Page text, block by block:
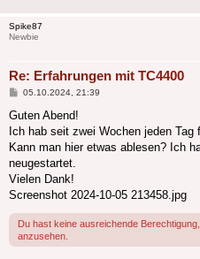
Spike87
Newbie
Re: Erfahrungen mit TC4400
Beitrag
05.10.2024, 21:39
Guten Abend!
Ich hab seit zwei Wochen jeden
Kann man hier etwas ablesen? Ich
neugestartet.
Vielen Dank!
Screenshot 2024-10-05 213458.jpg
Du hast keine ausreichende
anzusehen.